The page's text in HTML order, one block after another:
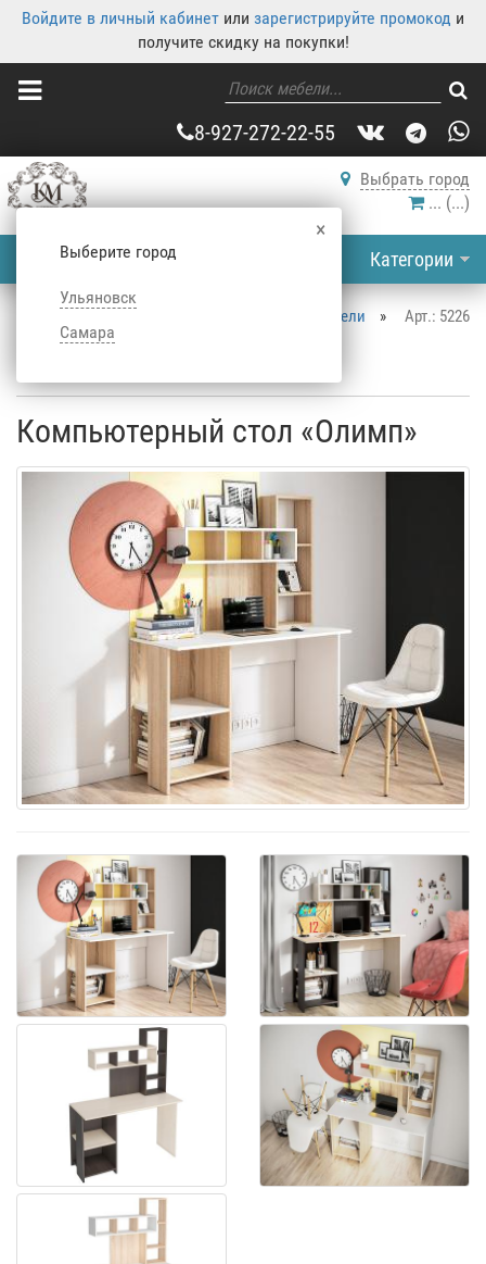
Войдите в личный кабинет или зарегистрируйте промокод и
получите скидку на покупки!
8-927-272-22-55
Выбрать город
×
Выберите город
Ульяновск
Самара
... (...)
Категории
Арт.: 5226
Каталог корпусной мебели
»
Столы
» Компьютерные столы
Компьютерный стол «Олимп»